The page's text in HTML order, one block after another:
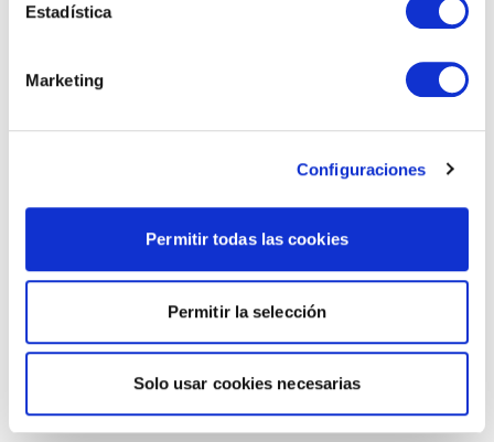
Estadística
Marketing
Configuraciones
Permitir todas las cookies
Permitir la selección
Solo usar cookies necesarias